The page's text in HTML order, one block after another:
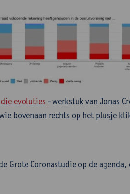
evoluties- werkstuk van Jonas
bovenaan rechts op het plusje
Grote Coronastudie op de agenda,